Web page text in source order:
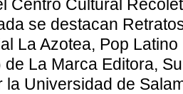
Centro Cultural
se destacan
La Azotea, Pop
La Marca Editora,
la Universidad de